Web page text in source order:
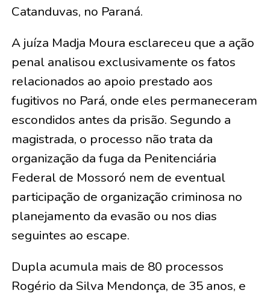
Catanduvas, no Paraná.
A juíza Madja Moura esclareceu que a ação
penal analisou exclusivamente os fatos
relacionados ao apoio prestado aos
fugitivos no Pará, onde eles permaneceram
escondidos antes da prisão. Segundo a
magistrada, o processo não trata da
organização da fuga da Penitenciária
Federal de Mossoró nem de eventual
participação de organização criminosa no
planejamento da evasão ou nos dias
seguintes ao escape.
Dupla acumula mais de 80 processos
Rogério da Silva Mendonça, de 35 anos, e